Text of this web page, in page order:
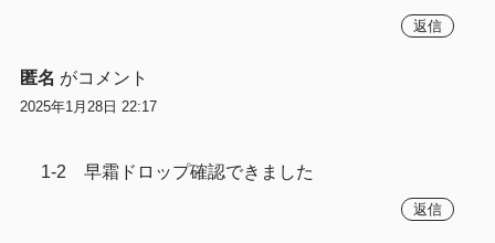
返信
匿名 がコメント
2025年1月28日 22:17
1-2 早霜ドロップ確認できました
返信